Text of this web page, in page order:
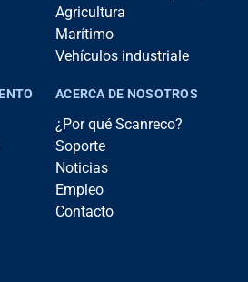
Agricultura
Marítimo
Vehículos industriale
ACERCA DE NOSOTROS
¿Por qué Scanreco?
Soporte
Noticias
Empleo
Contacto